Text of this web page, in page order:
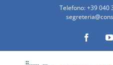
Telefono:+39 040